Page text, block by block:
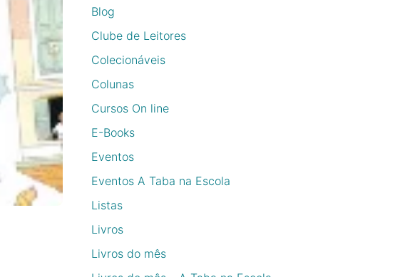
Blog
Clube de Leitores
Colecionáveis
Colunas
Cursos On line
E-Books
Eventos
Eventos A Taba na Escola
Listas
Livros
Livros do mês